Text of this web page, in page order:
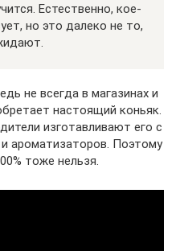
Естественно, кое-
но это далеко не то,
не всегда в магазинах и
настоящий коньяк.
изготавливают его с
ароматизаторов. Поэтому
тоже нельзя.